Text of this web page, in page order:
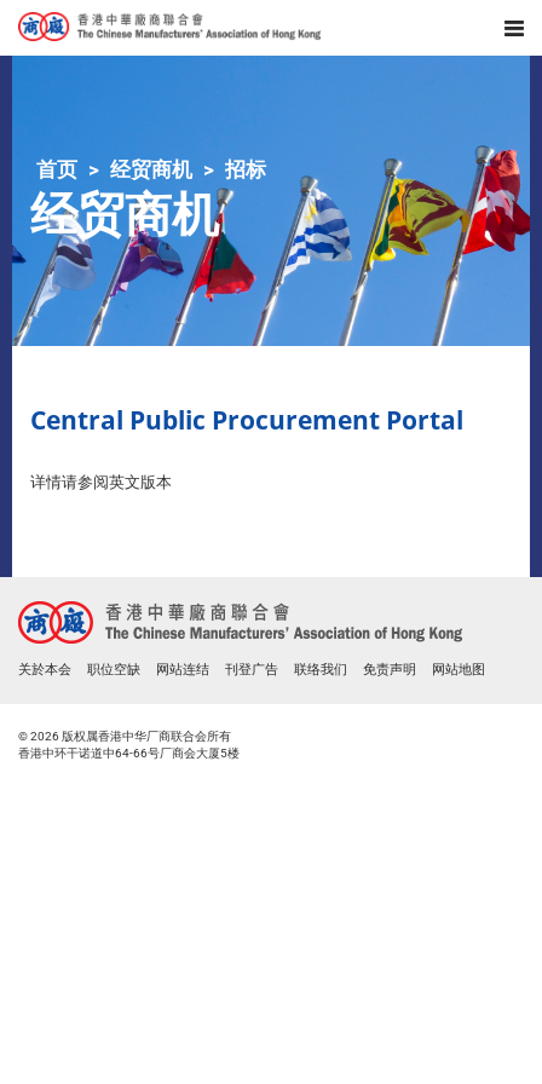
首页 经贸商机 招标
经贸商机
Central Public Procurement Portal
详情请参阅英文版本
关於本会 职位空缺 网站连结 刊登广告 联络我们 免责声明 网站地图
© 2026 版权属香港中华厂商联合会所有
香港中环干诺道中64-66号厂商会大厦5楼